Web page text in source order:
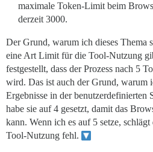
maximale Token-Limit beim
derzeit 3000.
Der Grund, warum ich dieses Thema
eine Art Limit für die Tool-Nutzung
festgestellt, dass der Prozess nach 5
wird. Das ist auch der Grund, warum
Ergebnisse in der benutzerdefinierten
habe sie auf 4 gesetzt, damit das
kann. Wenn ich es auf 5 setze,
Tool-Nutzung fehl.